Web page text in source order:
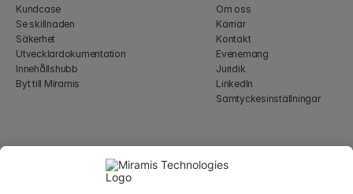
Kundcase
Se skillnaden
Säkerhet
Utvecklardokumentation
Innehållshubb
Byt till Miramis
Om oss
Karriär
Kontakt
Evenemang
Juridik
LinkedIn
Samtyckesinställningar